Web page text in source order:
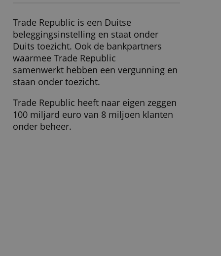
Beheerkosten
Order € 1.000
Order € 5.000
Minimale inleg
€ 1,-
» Bezoek website